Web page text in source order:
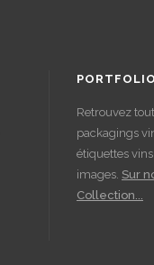
PORTFOLIO
Retrouvez
packagings
étiquettes
images. Sur
Collection...